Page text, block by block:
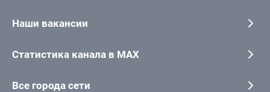
Наши вакансии
Статистика канала в MAX
Все города сети